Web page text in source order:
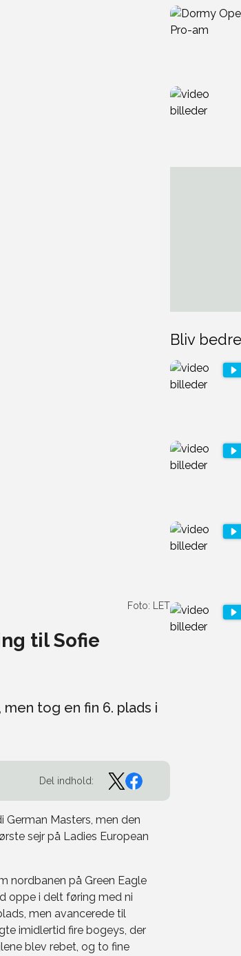
Foto: LET
til Sofie
tog en fin 6. plads i
Del indhold:
German Masters, men den
sejr på Ladies European
nordbanen på Green Eagle
oppe i delt føring med ni
men avancerede til
imidlertid fire bogeys, der
blev rebet, og to fine
Bliv